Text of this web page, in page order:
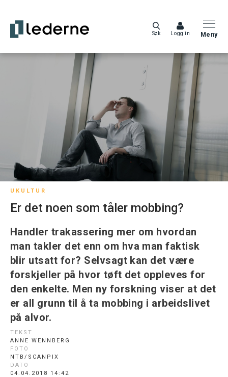
Søk Logg in Meny
UKULTUR
Er det noen som tåler mobbing?
Handler trakassering mer om hvordan
man takler det enn om hva man faktisk
blir utsatt for? Selvsagt kan det være
forskjeller på hvor tøft det oppleves for
den enkelte. Men ny forskning viser at det
er all grunn til å ta mobbing i arbeidslivet
på alvor.
TEKST
ANNE WENNBERG
FOTO
NTB/SCANPIX
DATO
04.04.2018 14:42